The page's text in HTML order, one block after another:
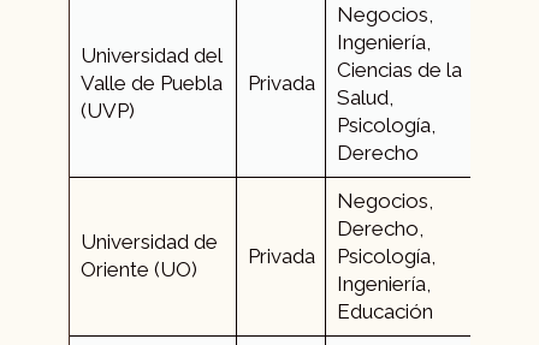
Universidad del
Valle de Puebla
(UVP)
Privada
Negocios,
Ingeniería,
Ciencias de la
Salud,
Psicología,
Derecho
Universidad de
Oriente (UO)
Privada
Negocios,
Derecho,
Psicología,
Ingeniería,
Educación